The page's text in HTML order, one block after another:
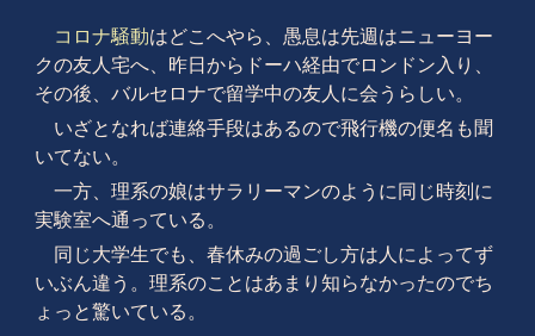
コロナ騒動はどこへやら、愚息は先週はニューヨー
クの友人宅へ、昨日からドーハ経由でロンドン入り、
その後、バルセロナで留学中の友人に会うらしい。
いざとなれば連絡手段はあるので飛行機の便名も聞
いてない。
一方、理系の娘はサラリーマンのように同じ時刻に
実験室へ通っている。
同じ大学生でも、春休みの過ごし方は人によってず
いぶん違う。理系のことはあまり知らなかったのでち
ょっと驚いている。